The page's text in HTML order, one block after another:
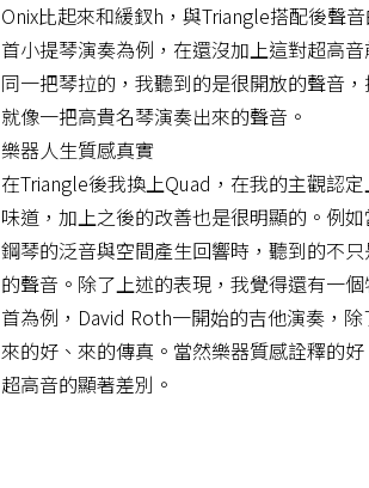
Onix比起來和緩釵h，與Triangle搭配後聲
首小提琴演奏為例，在還沒加上這對超高
同一把琴拉的，我聽到的是很開放的聲音
就像一把高貴名琴演奏出來的聲音。
樂器人生質感真實
在Triangle後我換上Quad，在我的主觀認
味道，加上之後的改善也是很明顯的。例
鋼琴的泛音與空間產生回響時，聽到的不
的聲音。除了上述的表現，我覺得還有一
首為例，David Roth一開始的吉他演奏，
來的好、來的傳真。當然樂器質感詮釋的
超高音的顯著差別。